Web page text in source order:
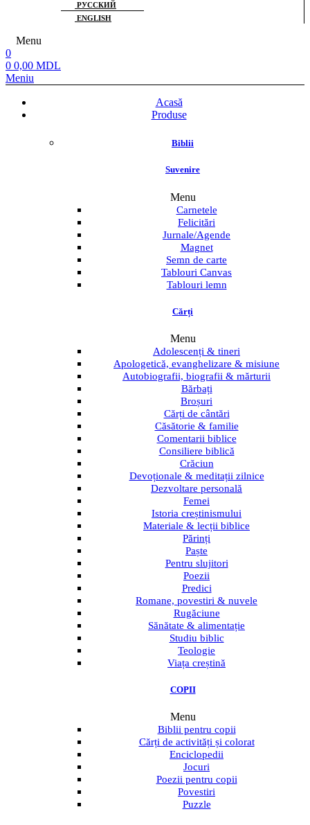
РУССКИЙ
ENGLISH
Menu
0
0 0,00 MDL
Meniu
Acasă
Produse
Biblii
Suvenire
Menu
Carnetele
Felicitări
Jurnale/Agende
Magnet
Semn de carte
Tablouri Canvas
Tablouri lemn
Cărți
Menu
Adolescenți & tineri
Apologetică, evanghelizare & misiune
Autobiografii, biografii & mărturii
Bărbați
Broșuri
Cărți de cântări
Căsătorie & familie
Comentarii biblice
Consiliere biblică
Crăciun
Devoționale & meditații zilnice
Dezvoltare personală
Femei
Istoria creștinismului
Materiale & lecții biblice
Părinți
Paște
Pentru slujitori
Poezii
Predici
Romane, povestiri & nuvele
Rugăciune
Sănătate & alimentație
Studiu biblic
Teologie
Viața creștină
COPII
Menu
Biblii pentru copii
Cărți de activități și colorat
Enciclopedii
Jocuri
Poezii pentru copii
Povestiri
Puzzle